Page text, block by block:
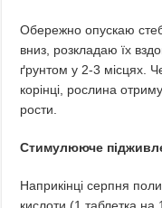
Обережно опускаю
вниз, розкладаю їх
ґрунтом у 2-3 місцях.
корінці, рослина
рости.
Стимулююче
Наприкінці серпня